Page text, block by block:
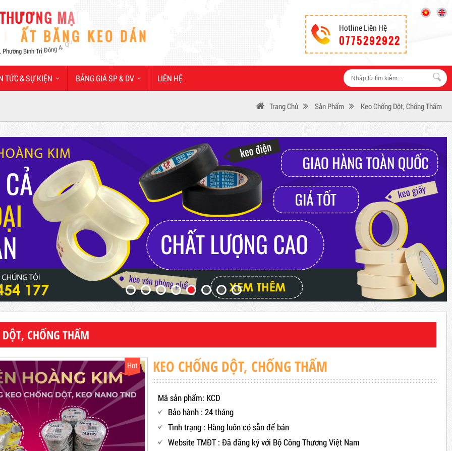
Hotline Liên Hệ
0775292922
TỨC & SỰ KIỆN BẢNG GIÁ SP & DV LIÊN HỆ
Trang Chủ Sản Phẩm Keo Chống Dột, Chống Thấm
CHỐNG THẤM
Hot KEO CHỐNG DỘT, CHỐNG THẤM
Mã sản phẩm: KCD
Bảo hành : 24 tháng
Tình trạng : Hàng luôn có sẵn để bán
Website TMĐT : Đã đăng ký với Bộ Công Thương Việt Nam